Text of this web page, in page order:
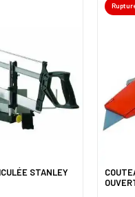
STANLEY